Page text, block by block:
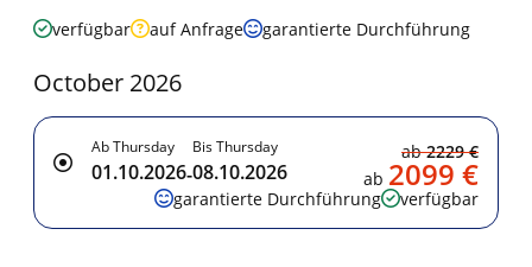
verfügbar auf Anfrage garantierte Durchführung
October 2026
Ab Thursday
01.10.2026-
Bis Thursday
08.10.2026
garantierte Durchführung verfügbar
ab2229 €
ab 2099 €